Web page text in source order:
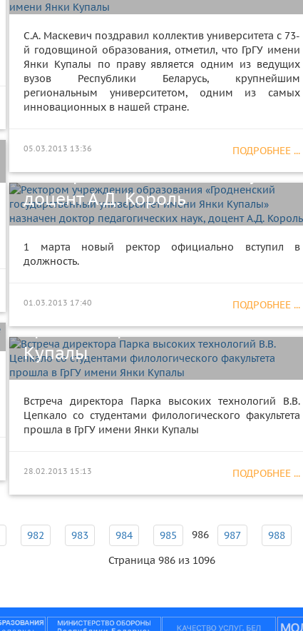
C.А. Маскевич поздравил коллектив университета с 73-
й годовщиной образования, отметил, что ГрГУ имени
Янки Купалы по праву является одним из ведущих
вузов Республики Беларусь, крупнейшим
региональным университетом, одним из самых
инновационных в нашей стране.
ПОДРОБНЕЕ ...
05.03.2013 13:36
Ректором учреждения
образования «Гродненский
имени Янки Купалы» назначен
доктор педагогических наук,
доцент А.Д. Король
1 марта новый ректор официально вступил в
должность.
ПОДРОБНЕЕ ...
01.03.2013 17:40
Встреча директора Парка
высоких технологий В.В.
филологического факультета
прошла в ГрГУ имени Янки
Купалы
Встреча директора Парка высоких технологий В.В.
Цепкало со студентами филологического факультета
прошла в ГрГУ имени Янки Купалы
ПОДРОБНЕЕ ...
28.02.2013 15:13
982 983 984 985 986 987 988
Страница 986 из 1096